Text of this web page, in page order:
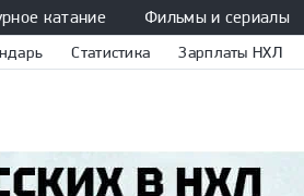
катание Фильмы и сериалы
Статистика Зарплаты НХЛ